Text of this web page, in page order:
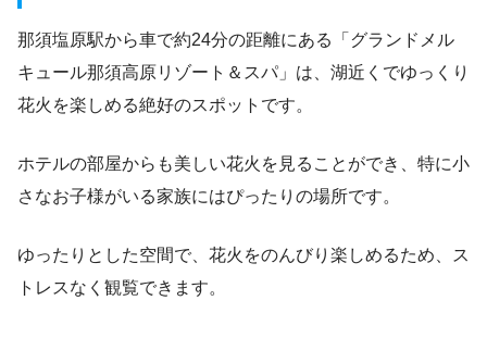
那須塩原駅から車で約24分の距離にある「グランドメル
キュール那須高原リゾート＆スパ」は、湖近くでゆっくり
花火を楽しめる絶好のスポットです。
ホテルの部屋からも美しい花火を見ることができ、特に小
さなお子様がいる家族にはぴったりの場所です。
ゆったりとした空間で、花火をのんびり楽しめるため、ス
トレスなく観覧できます。